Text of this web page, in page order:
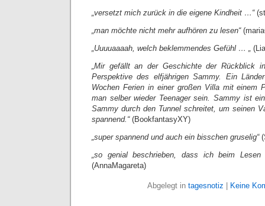
„versetzt mich zurück in die eigene Kindheit …“
„man möchte nicht mehr aufhören zu lesen“
„Uuuuaaaah, welch beklemmendes Gefühl … „
„Mir gefällt an der Geschichte der Rückblick
Perspektive des elfjährigen Sammy. Ein
Wochen Ferien in einer großen Villa mit einem
man selber wieder Teenager sein. Sammy ist
Sammy durch den Tunnel schreitet, um seinen
spannend.“(BookfantasyXY)
„super spannend und auch ein bisschen gruselig“
„so genial beschrieben, dass ich beim
(AnnaMagareta)
Abgelegt in tagesnotiz Keine